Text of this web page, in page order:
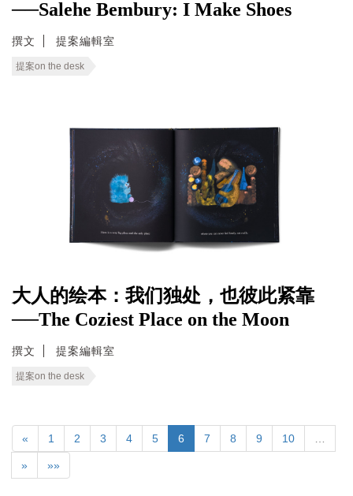
──Salehe Bembury: I Make Shoes
撰文 提案編輯室
提案on the desk
大人的绘本：我们独处，也彼此紧靠
──The Coziest Place on the Moon
撰文 提案編輯室
提案on the desk
« 1 2 3 4 5 6 7 8 9 10
» »»